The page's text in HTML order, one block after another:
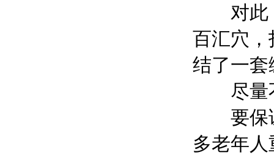
对此，
百汇穴
结了一
尽量
要保证
多老年